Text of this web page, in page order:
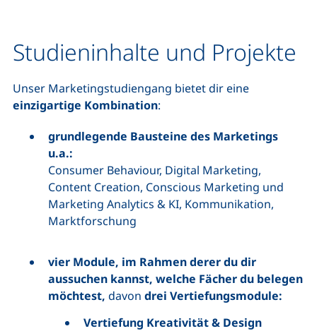
Studieninhalte und Projekte
Unser Marketingstudiengang bietet dir eine
einzigartige Kombination:
grundlegende Bausteine des Marketings
u.a.:
Consumer Behaviour, Digital Marketing,
Content Creation, Conscious Marketing und
Marketing Analytics & KI, Kommunikation,
Marktforschung
vier Module, im Rahmen derer du dir
aussuchen kannst, welche Fächer du belegen
möchtest, davon drei Vertiefungsmodule:
Vertiefung Kreativität & Design